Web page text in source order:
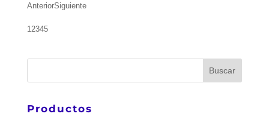
AnteriorSiguiente
1 2345
Productos